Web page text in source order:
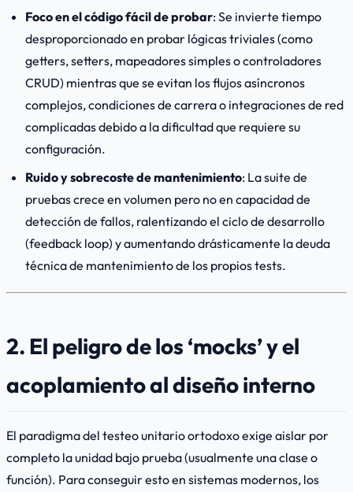
Foco en el código fácil de probar: Se invierte tiempo
desproporcionado en probar lógicas triviales (como
getters,setters, mapeadores simples o controladores
CRUD) mientras que se evitan los flujos asíncronos
complejos, condiciones de carrera o integraciones de red
complicadas debido a la dificultad que requiere su
configuración.
Ruido y sobrecoste de mantenimiento: La suite de
pruebas crece en volumen pero no en capacidad de
detección de fallos, ralentizando el ciclo de desarrollo
(feedback loop) y aumentando drásticamente la deuda
técnica de mantenimiento de los propios tests.
2. El peligro de los ‘mocks’ y el
acoplamiento al diseño interno
El paradigma del testeo unitario ortodoxo exige aislar por
completo la unidad bajo prueba (usualmente una clase o
función). Para conseguir esto en sistemas modernos, los